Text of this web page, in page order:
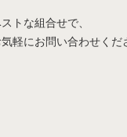
トな組合せで、
軽にお問い合わせくだ